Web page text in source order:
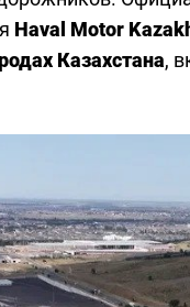
Haval Motor
Казахстана,